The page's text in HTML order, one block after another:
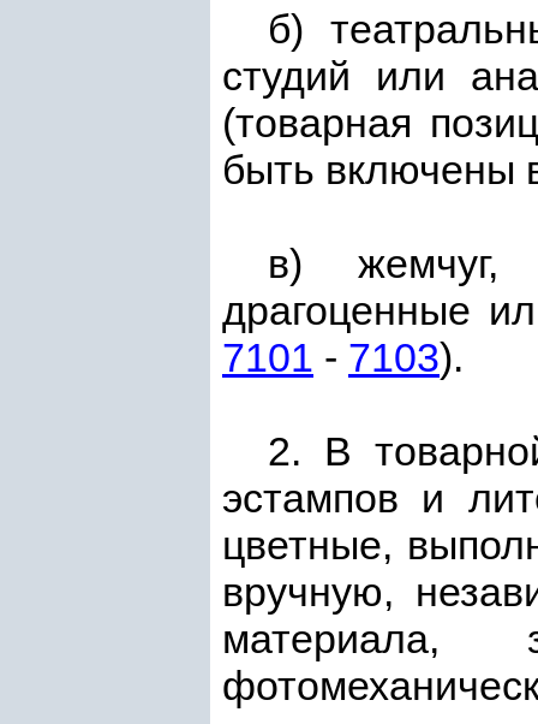
б)
студий или
(товарная
быть включены
в) жемчуг,
драгоценные
7101 - 7103).
2. В
эстампов и
цветные,
вручную,
материала,